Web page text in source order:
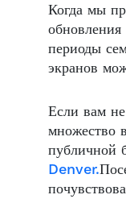
Когда мы
периоды
экранов
Если вам
множество
публичной
Denver.